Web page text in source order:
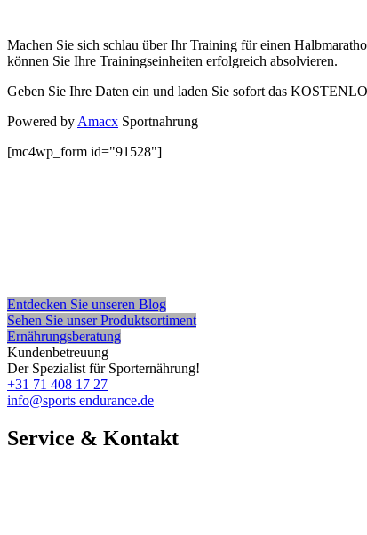
Machen Sie sich schlau über Ihr Training für einen
können Sie Ihre Trainingseinheiten erfolgreich absolvieren.
Geben Sie Ihre Daten ein und laden Sie sofort das
Powered by Amacx Sportnahrung
[mc4wp_form id="91528"]
Entdecken Sie unseren Blog
Sehen Sie unser Produktsortiment
Ernährungsberatung
Kundenbetreuung
Der Spezialist für Sporternährung!
+31 71 408 17 27
info@sports endurance.de
Service & Kontakt